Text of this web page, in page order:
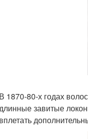
В 1870-80-х годах
завитые
вплетать